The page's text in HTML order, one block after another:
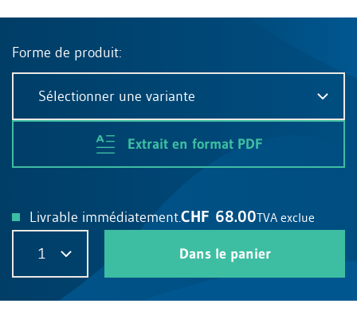
Forme de produit:
Sélectionner une variante
Extrait en format PDF
Livrable immédiatement.CHF 68.00TVA exclue
1 Dans le panier